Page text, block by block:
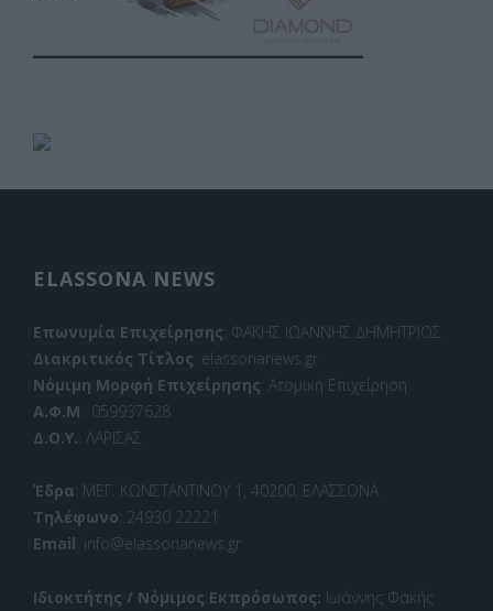
ELASSONA NEWS
Επωνυμία Επιχείρησης: ΦΑΚΗΣ ΙΩΑΝΝΗΣ ΔΗΜΗΤΡΙΟΣ
Διακριτικός Τίτλος: elassonanews.gr
Νόμιμη Μορφή Επιχείρησης: Ατομική Επιχείρηση
Α.Φ.Μ.: 059937628
Δ.Ο.Υ.: ΛΑΡΙΣΑΣ
Έδρα: ΜΕΓ. ΚΩΝΣΤΑΝΤΙΝΟΥ 1, 40200, ΕΛΑΣΣΟΝΑ
Τηλέφωνο: 24930 22221
Email: info@elassonanews.gr
Ιδιοκτήτης / Νόμιμος Εκπρόσωπος: Ιωάννης Φακής